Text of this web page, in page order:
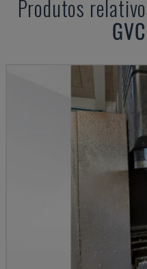
Produtos